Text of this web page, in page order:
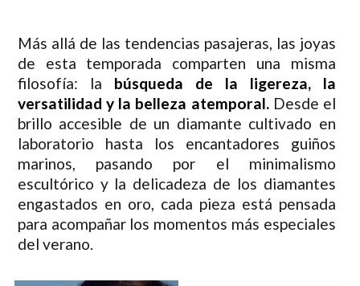
Más allá de las tendencias pasajeras, las joyas
de esta temporada comparten una misma
filosofía: la búsqueda de la ligereza, la
versatilidad y la belleza atemporal.Desde el
brillo accesible de un diamante cultivado en
laboratorio hasta los encantadores guiños
marinos, pasando por el minimalismo
escultórico y la delicadeza de los diamantes
engastados en oro, cada pieza está pensada
para acompañar los momentos más especiales
del verano.